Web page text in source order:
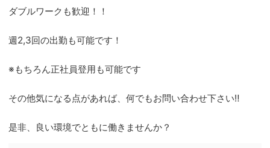
ダブルワークも歓迎！！
週2,3回の出勤も可能です！
※もちろん正社員登用も可能です
その他気になる点があれば、何でもお問い合わせ下さい‼
是非、良い環境でともに働きませんか？